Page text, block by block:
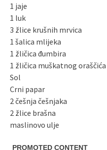
1 jaje
1 luk
3 žlice krušnih mrvica
1 šalica mlijeka
1 žličica đumbira
1 žličica muškatnog oraščića
Sol
Crni papar
2 češnja češnjaka
2 žlice brašna
maslinovo ulje